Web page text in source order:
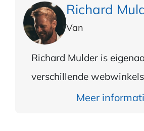
Richard
Van
Richard Mulder is
verschillende
Meer